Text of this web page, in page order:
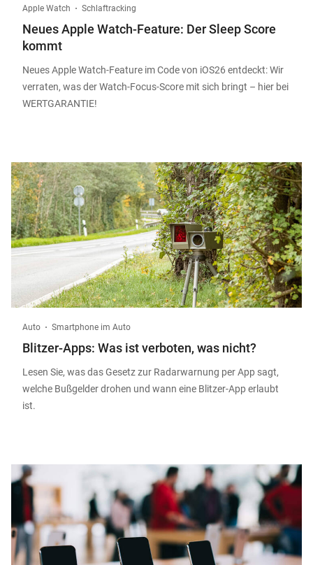
Apple Watch Schlaftracking
Neues Apple Watch-Feature: Der Sleep Score
kommt
Neues Apple Watch-Feature im Code von iOS26 entdeckt: Wir
verraten, was der Watch-Focus-Score mit sich bringt – hier bei
WERTGARANTIE!
Auto Smartphone im Auto
Blitzer-Apps: Was ist verboten, was nicht?
Lesen Sie, was das Gesetz zur Radarwarnung per App sagt,
welche Bußgelder drohen und wann eine Blitzer-App erlaubt
ist.